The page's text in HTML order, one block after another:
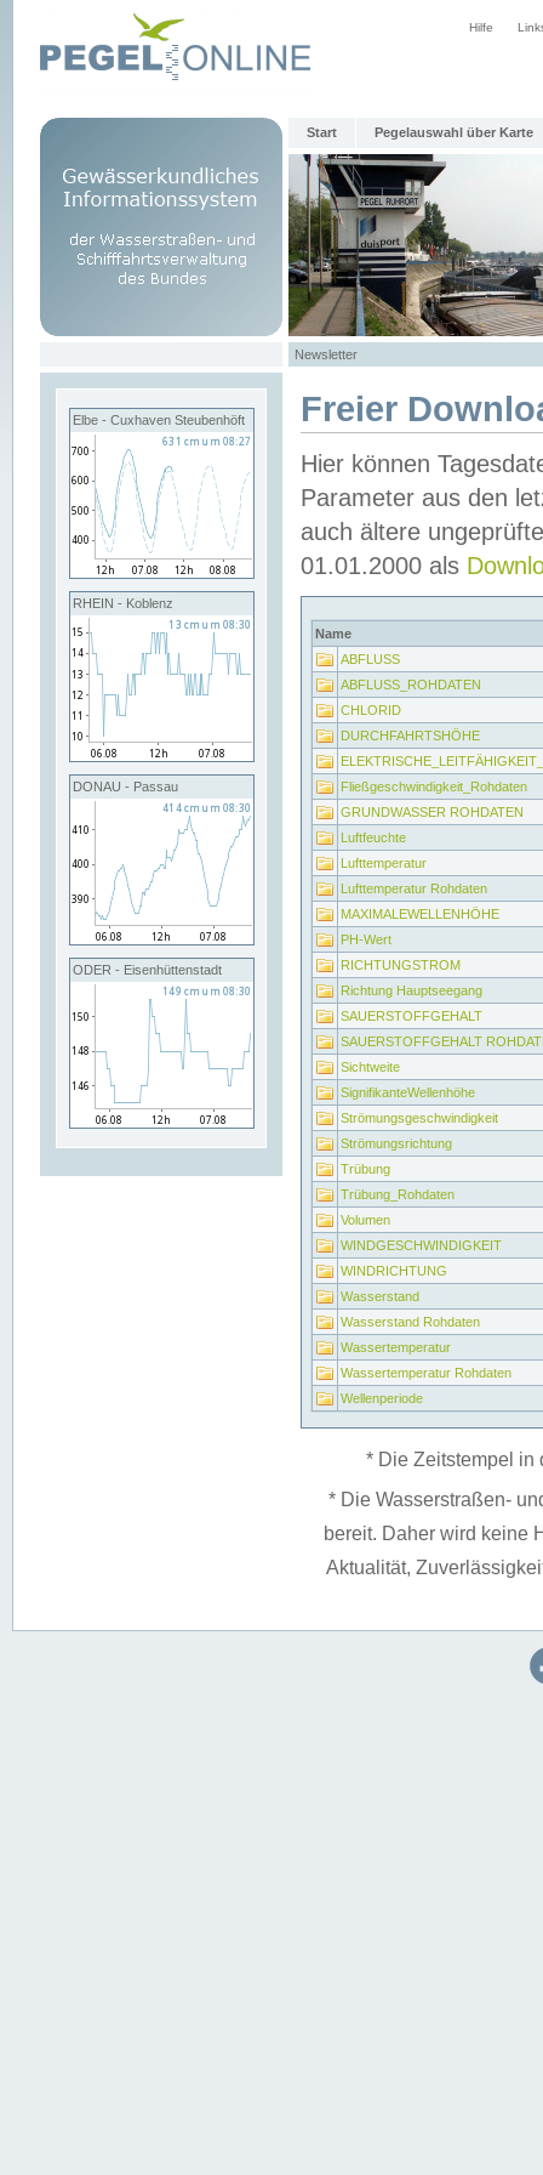
Hilfe
Start Pegelauswahl über Karte
Newsletter
Elbe - Cuxhaven Steubenhöft
RHEIN - Koblenz
DONAU - Passau
ODER - Eisenhüttenstadt
Freier
Hier können
Parameter aus den
auch ältere
01.01.2000 als
Name
ABFLUSS
ABFLUSS_ROHDATEN
CHLORID
DURCHFAHRTSHÖHE
Fließgeschwindigkeit_Rohdaten
GRUNDWASSER ROHDATEN
Luftfeuchte
Lufttemperatur
Lufttemperatur Rohdaten
MAXIMALEWELLENHÖHE
PH-Wert
RICHTUNGSTROM
Richtung Hauptseegang
SAUERSTOFFGEHALT
SAUERSTOFFGEHALT
Sichtweite
SignifikanteWellenhöhe
Strömungsgeschwindigkeit
Strömungsrichtung
Trübung
Trübung_Rohdaten
Volumen
WINDGESCHWINDIGKEIT
WINDRICHTUNG
Wasserstand
Wasserstand Rohdaten
Wassertemperatur
Wassertemperatur Rohdaten
Wellenperiode
* Die Zeitstempel in
* Die Wasserstraßen-
bereit. Daher wird keine
Aktualität,